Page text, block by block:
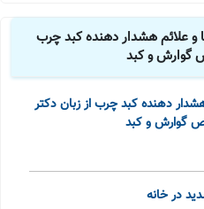
و علائم هشدار دهنده کبد چرب
گوارش و کبد
دهنده کبد چرب از زبان دکتر
گوارش و کبد
در خانه